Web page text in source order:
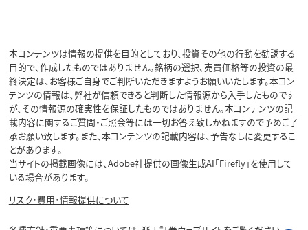
本コンテンツは情報の提供を目的としており、投資その他の行動を勧誘する
目的で、作成したものではありません。銘柄の選択、売買価格等の投資の最
終決定は、お客様ご自身でご判断いただきますようお願いいたします。本コン
テンツの情報は、弊社が信頼できると判断した情報源から入手したものです
が、その情報源の確実性を保証したものではありません。本コンテンツの記
載内容に関するご質問・ご照会等には一切お答え致しかねますので予めご了
承お願い致します。また、本コンテンツの記載内容は、予告なしに変更するこ
とがあります。
当サイトの掲載画像には、Adobe社提供の画像生成AI「Firefly」を使用して
いる場合があります。
リスク・費用・情報提供について